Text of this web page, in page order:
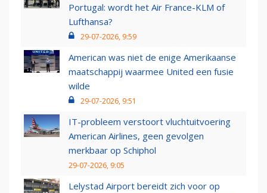
Portugal: wordt het Air France-KLM of
Lufthansa?
29-07-2026, 9:59
American was niet de enige Amerikaanse
maatschappij waarmee United een fusie
wilde
29-07-2026, 9:51
IT-probleem verstoort vluchtuitvoering
American Airlines, geen gevolgen
merkbaar op Schiphol
29-07-2026, 9:05
Lelystad Airport bereidt zich voor op